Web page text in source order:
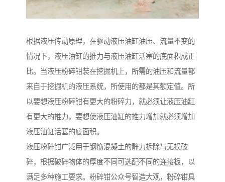
根据液压传动原理，在驱动液压油缸油压、流量不变的
情况下，液压油缸的推力与液压油缸活塞的底面积成正
比。当液压粉碎钳装在挖掘机上，所需的油压和流量都
来自于挖掘机的液压系统，所使用的都是其额定值。所
以要想液压粉碎钳有更大的粉碎力，就必须让液压油缸
有更大的推力，要想使液压油缸的推力增加就必须增加
液压油缸活塞的底面积。
液压粉碎钳广泛用于钢筋混凝土的静力拆除与无损破
碎，根据破碎物体的厚度不同可选配不同的连接板，以
满足多种施工要求。粉碎钳公众号智造大观，粉碎钳具